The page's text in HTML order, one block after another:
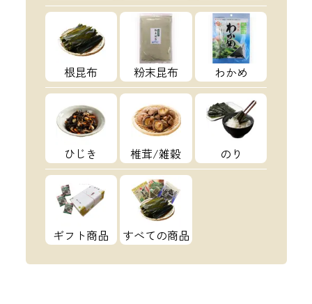
根昆布 粉末昆布 わかめ
ひじき 椎茸/雑穀 のり
ギフト商品 すべての商品